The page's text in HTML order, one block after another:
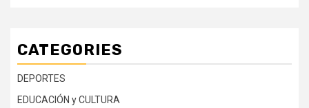
CATEGORIES
DEPORTES
EDUCACIÓN y CULTURA